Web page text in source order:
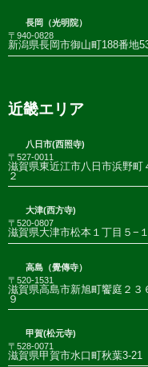
長岡（光明院）
〒940-0828
新潟県長岡市御山町188番地
近畿エリア
八日市(西照寺)
〒527-0011
滋賀県東近江市八日市浜野町
２
大津(西方寺)
〒520-0807
滋賀県大津市松本１丁目５−
高島（覺傳寺）
〒520-1531
滋賀県高島市新旭町饗庭２３
９
甲賀(松元寺)
〒528-0071
滋賀県甲賀市水口町秋葉3-21